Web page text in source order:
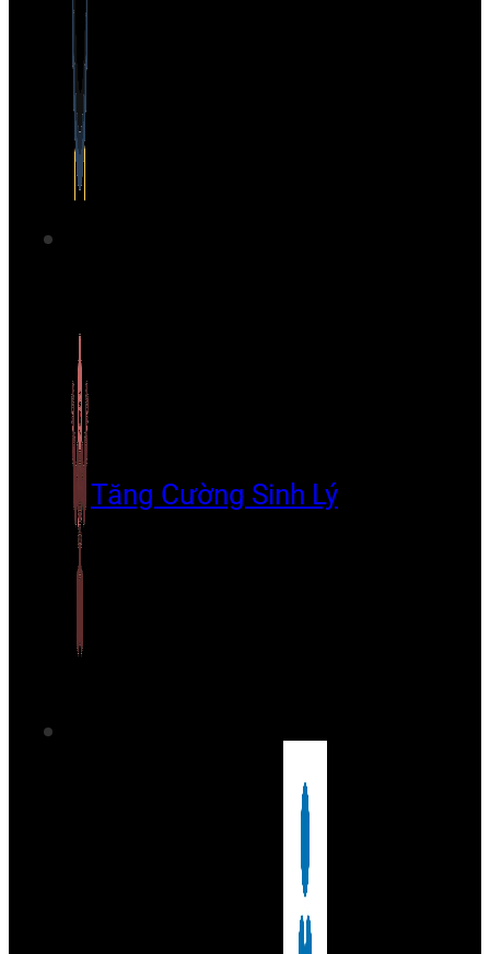
Tăng Cường Sinh Lý